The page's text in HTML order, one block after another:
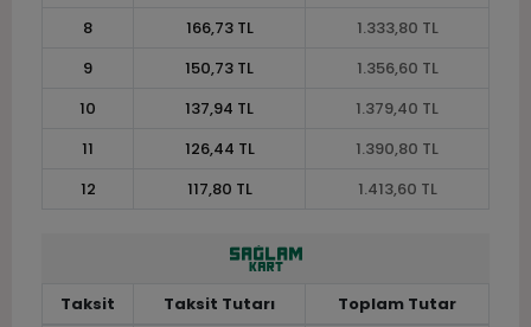
8
166,73 TL
1.333,80 TL
9
150,73 TL
1.356,60 TL
10
137,94 TL
1.379,40 TL
11
126,44 TL
1.390,80 TL
12
117,80 TL 1.413,60 TL
Taksit Taksit Tutarı
Toplam Tutar